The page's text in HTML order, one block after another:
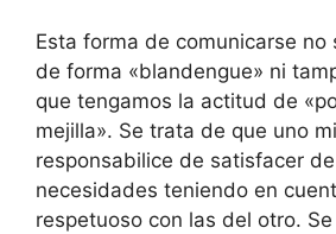
Esta forma de comunicarse no
de forma «blandengue» ni
que tengamos la actitud de
mejilla». Se trata de que uno
responsabilice de satisfacer
necesidades teniendo en
respetuoso con las del otro.